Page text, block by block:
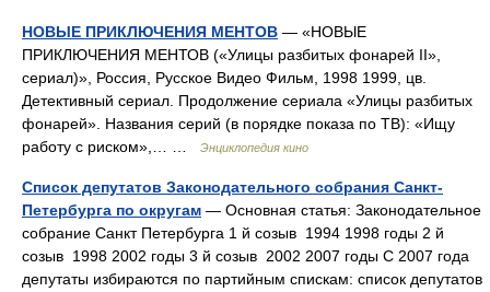
НОВЫЕ ПРИКЛЮЧЕНИЯ МЕНТОВ — «НОВЫЕ
ПРИКЛЮЧЕНИЯ МЕНТОВ («Улицы разбитых фонарей II»,
сериал)», Россия, Русское Видео Фильм, 1998 1999, цв.
Детективный сериал. Продолжение сериала «Улицы разбитых
фонарей». Названия серий (в порядке показа по ТВ): «Ищу
работу с риском»,… …
Энциклопедия кино
Список депутатов Законодательного собрания Санкт-
Петербурга по округам — Основная статья: Законодательное
собрание Санкт Петербурга 1 й созыв 1994 1998 годы 2 й
созыв 1998 2002 годы 3 й созыв 2002 2007 годы С 2007 года
депутаты избираются по партийным спискам: список депутатов